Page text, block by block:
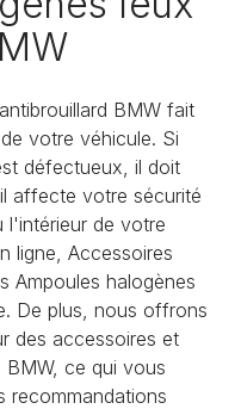
BMW fait
votre véhicule. Si
défectueux, il doit
affecte votre sécurité
l'intérieur de votre
ligne, Accessoires
Ampoules halogènes
De plus, nous offrons
des accessoires et
ce qui vous
recommandations